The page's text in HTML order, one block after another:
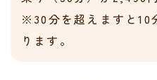
※30分を超えますと10
ります。